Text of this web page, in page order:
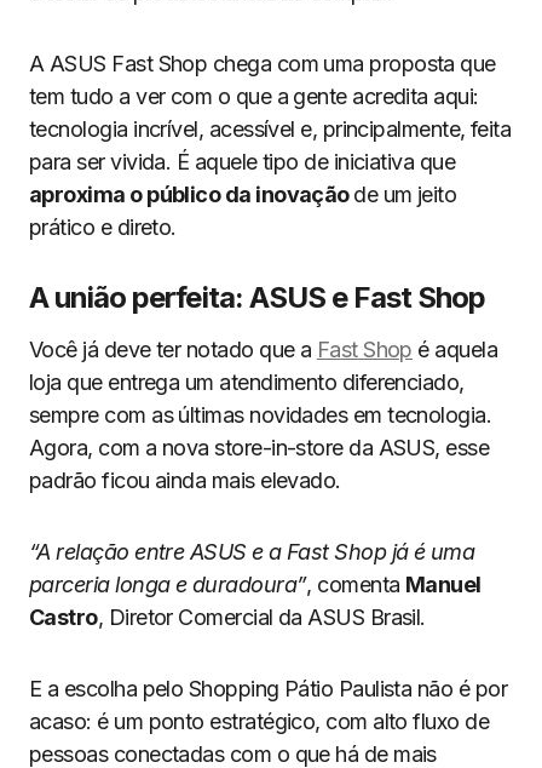
A ASUS Fast Shop chega com uma proposta que
tem tudo a ver com o que a gente acredita aqui:
tecnologia incrível, acessível e, principalmente, feita
para ser vivida. É aquele tipo de iniciativa que
aproxima o público da inovaçãode um jeito
prático e direto.
A união perfeita: ASUS e Fast Shop
Você já deve ter notado que a Fast Shop é aquela
loja que entrega um atendimento diferenciado,
sempre com as últimas novidades em tecnologia.
Agora, com a nova store-in-store da ASUS, esse
padrão ficou ainda mais elevado.
“A relação entre ASUS e a Fast Shop já é uma
parceria longa e duradoura”, comenta Manuel
Castro, Diretor Comercial da ASUS Brasil.
E a escolha pelo Shopping Pátio Paulista não é por
acaso: é um ponto estratégico, com alto fluxo de
pessoas conectadas com o que há de mais